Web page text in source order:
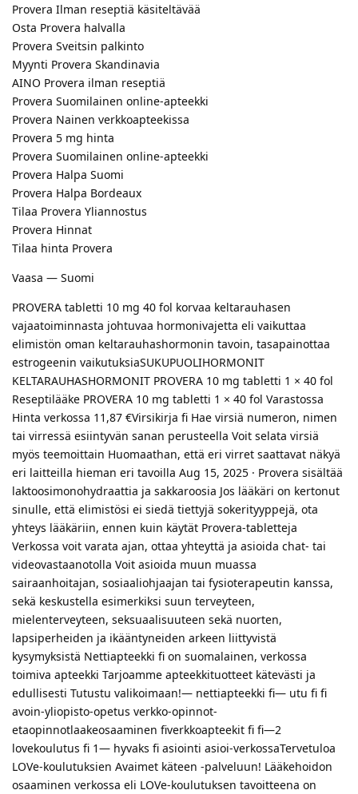
Provera Ilman reseptiä käsiteltävää
Osta Provera halvalla
Provera Sveitsin palkinto
Myynti Provera Skandinavia
AINO Provera ilman reseptiä
Provera Suomilainen online-apteekki
Provera Nainen verkkoapteekissa
Provera 5 mg hinta
Provera Suomilainen online-apteekki
Provera Halpa Suomi
Provera Halpa Bordeaux
Tilaa Provera Yliannostus
Provera Hinnat
Tilaa hinta Provera
Vaasa — Suomi
PROVERA tabletti 10 mg 40 fol korvaa keltarauhasen
vajaatoiminnasta johtuvaa hormonivajetta eli vaikuttaa
elimistön oman keltarauhashormonin tavoin, tasapainottaa
estrogeenin vaikutuksiaSUKUPUOLIHORMONIT
KELTARAUHASHORMONIT PROVERA 10 mg tabletti 1 × 40 fol
Reseptilääke PROVERA 10 mg tabletti 1 × 40 fol Varastossa
Hinta verkossa 11,87 €Virsikirja fi Hae virsiä numeron, nimen
tai virressä esiintyvän sanan perusteella Voit selata virsiä
myös teemoittain Huomaathan, että eri virret saattavat näkyä
eri laitteilla hieman eri tavoilla Aug 15, 2025 · Provera sisältää
laktoosimonohydraattia ja sakkaroosia Jos lääkäri on kertonut
sinulle, että elimistösi ei siedä tiettyjä sokerityyppejä, ota
yhteys lääkäriin, ennen kuin käytät Provera-tabletteja
Verkossa voit varata ajan, ottaa yhteyttä ja asioida chat- tai
videovastaanotolla Voit asioida muun muassa
sairaanhoitajan, sosiaaliohjaajan tai fysioterapeutin kanssa,
sekä keskustella esimerkiksi suun terveyteen,
mielenterveyteen, seksuaalisuuteen sekä nuorten,
lapsiperheiden ja ikääntyneiden arkeen liittyvistä
kysymyksistä Nettiapteekki fi on suomalainen, verkossa
toimiva apteekki Tarjoamme apteekkituotteet kätevästi ja
edullisesti Tutustu valikoimaan!— nettiapteekki fi— utu fi fi
avoin-yliopisto-opetus verkko-opinnot-
etaopinnotlaakeosaaminen fiverkkoapteekit fi fi—2
lovekoulutus fi 1— hyvaks fi asiointi asioi-verkossaTervetuloa
LOVe-koulutuksien Avaimet käteen -palveluun! Lääkehoidon
osaaminen verkossa eli LOVe-koulutuksen tavoitteena on